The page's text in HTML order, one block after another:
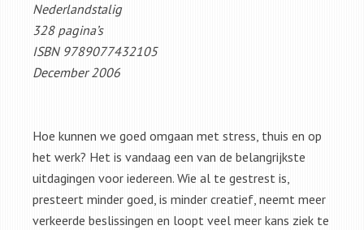
Nederlandstalig
328 pagina’s
ISBN 9789077432105
December 2006
Hoe kunnen we goed omgaan met stress, thuis en op
het werk? Het is vandaag een van de belangrijkste
uitdagingen voor iedereen. Wie al te gestrest is,
presteert minder goed, is minder creatief, neemt meer
verkeerde beslissingen en loopt veel meer kans ziek te